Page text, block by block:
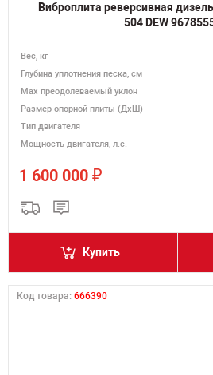
Виброплита реверсивная
504 DEW
Вес, кг
Глубина уплотнения песка, см
Max преодолеваемый уклон
Размер опорной плиты (ДхШ)
Тип двигателя
Мощность двигателя, л.с.
1 600 000 ₽
Купить
Код товара: 666390